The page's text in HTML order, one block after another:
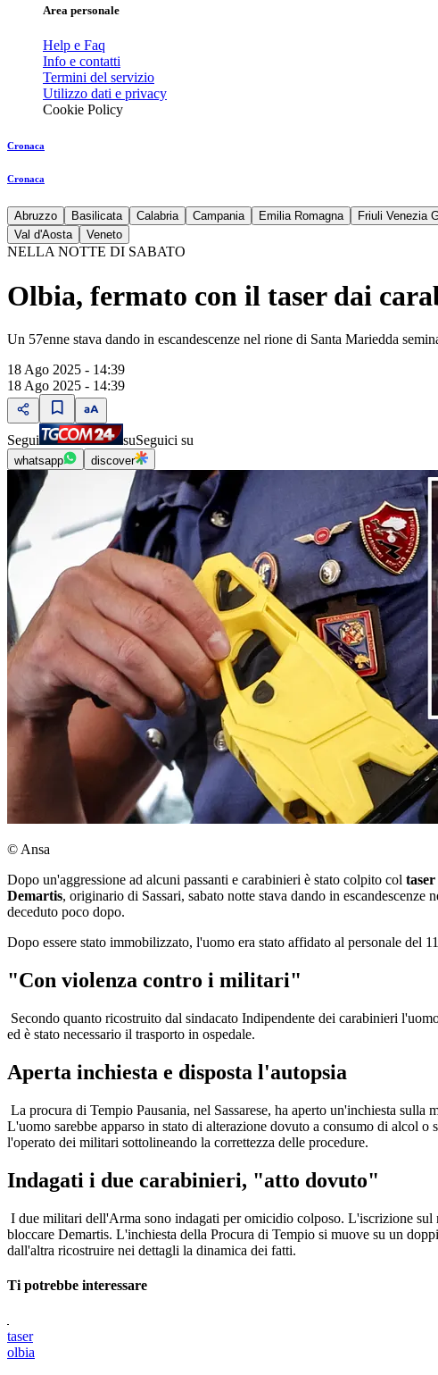
Area personale
Help e Faq
Info e contatti
Termini del servizio
Utilizzo dati e privacy
Cookie Policy
Cronaca
Cronaca
Abruzzo Basilicata Calabria Campania Emilia Romagna Friuli Venezia
Val d'Aosta
Veneto
NELLA NOTTE DI SABATO
Olbia, fermato con il taser dai
Un 57enne stava dando in escandescenze nel rione di Santa Mariedda
18 Ago 2025 - 14:39
18 Ago 2025 - 14:39
Segui suSeguici su
whatsapp discover
© Ansa
Dopo un'aggressione ad alcuni passanti e carabinieri è stato colpito col taser
Demartis, originario di Sassari, sabato notte stava dando in
deceduto poco dopo.
Dopo essere stato immobilizzato, l'uomo era stato affidato al personale del
"Con violenza contro i militari"
Secondo quanto ricostruito dal sindacato Indipendente dei carabinieri
ed è stato necessario il trasporto in ospedale.
Aperta inchiesta e disposta l'autopsia
La procura di Tempio Pausania, nel Sassarese, ha aperto un'inchiesta sulla
L'uomo sarebbe apparso in stato di alterazione dovuto a consumo di alcol
l'operato dei militari sottolineando la correttezza delle procedure.
Indagati i due carabinieri, "atto dovuto"
I due militari dell'Arma sono indagati per omicidio colposo. L'iscrizione
bloccare Demartis. L'inchiesta della Procura di Tempio si muove su un
dall'altra ricostruire nei dettagli la dinamica dei fatti.
Ti potrebbe interessare
taser
olbia